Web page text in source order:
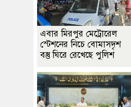
এবার মিরপুর মেট্রোরেল
স্টেশনের নিচে বোমাসদৃশ
বস্তু ঘিরে রেখেছে পুলিশ